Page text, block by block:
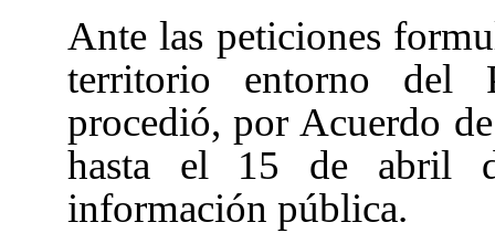
Ante las peticiones
territorio entorno del
procedió, por Acuerdo
hasta el 15 de abril
información pública.